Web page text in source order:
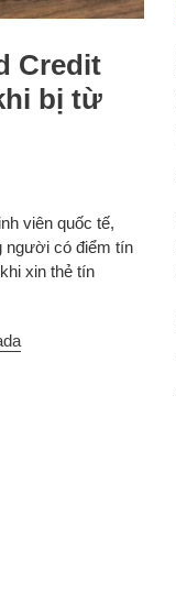
Credit
bị từ
viên quốc tế,
người có điểm tín
xin thẻ tín